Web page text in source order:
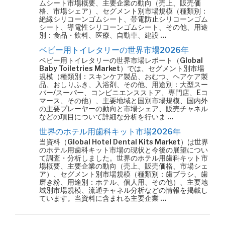
ムシート市場概要、主要企業の動向（売上、販売価
格、市場シェア）、セグメント別市場規模（種類別：
絶縁シリコーンゴムシート、帯電防止シリコーンゴム
シート、導電性シリコーンゴムシート、その他、用途
別：食品・飲料、医療、自動車、建設 …
ベビー用トイレタリーの世界市場2026年
ベビー用トイレタリーの世界市場レポート（Global
Baby Toiletries Market）では、セグメント別市場
規模（種類別：スキンケア製品、おむつ、ヘアケア製
品、おしりふき、入浴剤、その他、用途別：大型スー
パー/スーパー、コンビニエンスストア、専門店、Eコ
マース、その他）、主要地域と国別市場規模、国内外
の主要プレーヤーの動向と市場シェア、販売チャネル
などの項目について詳細な分析を行いま …
世界のホテル用歯科キット市場2026年
当資料（Global Hotel Dental Kits Market）は世界
のホテル用歯科キット市場の現状と今後の展望につい
て調査・分析しました。世界のホテル用歯科キット市
場概要、主要企業の動向（売上、販売価格、市場シェ
ア）、セグメント別市場規模（種類別：歯ブラシ、歯
磨き粉、用途別：ホテル、個人用、その他）、主要地
域別市場規模、流通チャネル分析などの情報を掲載し
ています。当資料に含まれる主要企業 …